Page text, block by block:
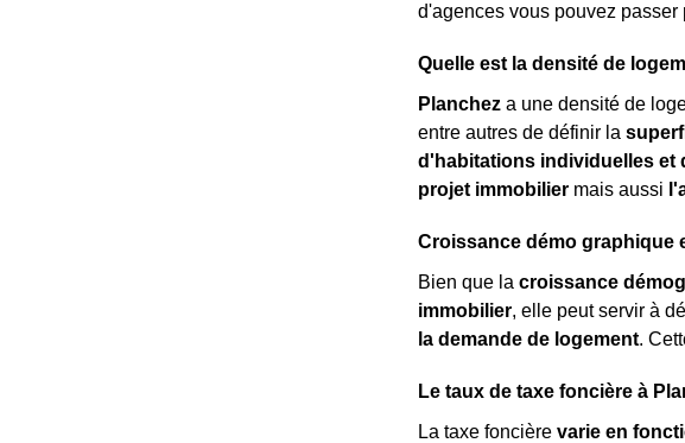
d'agences vous pouvez
Quelle est la densité de
Planchez a une densité de
entre autres de définir la
d'habitations individuelles et
projet immobilier mais aussi
Croissance démo graphique
Bien que la croissance
immobilier, elle peut servir à
la demande de logement.
Le taux de taxe foncière à
La taxe foncière varie en